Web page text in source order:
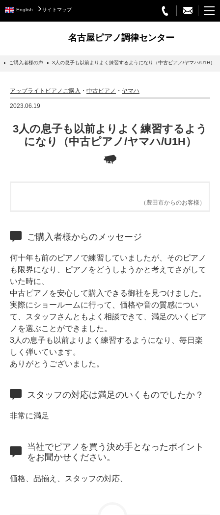
English サイトマップ
名古屋ピアノ調律センター
スタインウェイについて
アップライトピアノ
ホフマンアップライトピアノ
中古ピアノ
調律
修理
ピアノクリーニングと引越し
ピアノレンタル
スタッフ紹介
ご購入者様の声 3人の息子も以前よりよく練習するようになり（中古ピアノ/ヤマハ/U1H）
アップライトピアノご購入 ・ 中古ピアノ ・ ヤマハ
2023.06.19
3人の息子も以前よりよく練習するよう
になり（中古ピアノ/ヤマハ/U1H）
（豊田市からのお客様）
ご購入者様からのメッセージ
何十年も前のピアノで練習していましたが、そのピアノ
も限界になり、ピアノをどうしようかと考えてさがして
いた時に、
中古ピアノを安心して購入できる御社を見つけました。
実際にショールームに行って、価格や音の質感につい
て、スタッフさんともよく相談できて、満足のいくピア
ノを選ぶことができました。
3人の息子も以前よりよく練習するようになり、毎日楽
しく弾いています。
ありがとうございました。
スタッフの対応は満足のいくものでしたか？
非常に満足
当社でピアノを買う決め手となったポイント
をお聞かせください。
価格、品揃え、スタッフの対応、